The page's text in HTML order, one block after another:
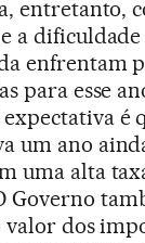
entretanto,
a dificuldade
enfrentam
para esse
é
um ano
uma alta
Governo
dos